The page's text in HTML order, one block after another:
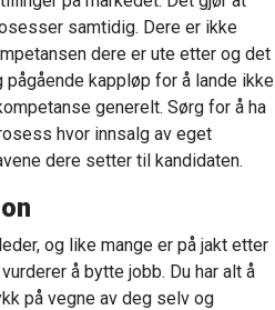
samtidig. Dere er ikke
dere er ute etter og det
kappløp for å lande ikke
generelt. Sørg for å ha
hvor innsalg av eget
dere setter til kandidaten.
og like mange er på jakt etter
å bytte jobb. Du har alt å
på vegne av deg selv og